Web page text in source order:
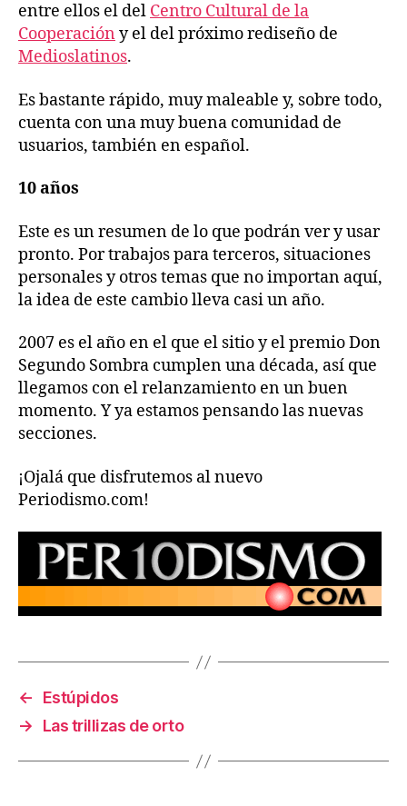
entre ellos el del Centro Cultural de la
Cooperación y el del próximo rediseño de
Medioslatinos.
Es bastante rápido, muy maleable y, sobre todo,
cuenta con una muy buena comunidad de
usuarios, también en español.
10 años
Este es un resumen de lo que podrán ver y usar
pronto. Por trabajos para terceros, situaciones
personales y otros temas que no importan aquí,
la idea de este cambio lleva casi un año.
2007 es el año en el que el sitio y el premio Don
Segundo Sombra cumplen una década, así que
llegamos con el relanzamiento en un buen
momento. Y ya estamos pensando las nuevas
secciones.
¡Ojalá que disfrutemos al nuevo
Periodismo.com!
←
Estúpidos
→
Las trillizas de orto